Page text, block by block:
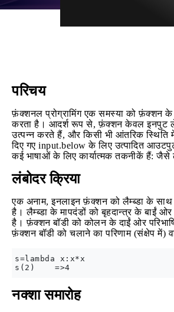
परिचय
फ़ंक्शनल प्रोग्रामिंग एक समस्या को फ़ंक्शन
करता है। आदर्श रूप से, फ़ंक्शन केवल इनपुट
उत्पन्न करते हैं, और किसी भी आंतरिक स्थिति
दिए गए input.below के लिए उत्पादित
कई भाषाओं के लिए कार्यात्मक तकनीकें हैं: जैसे
लंबोदर क्रिया
एक अनाम, इनलाइन फ़ंक्शन को लैम्ब्डा के साथ
है। लैम्ब्डा के मापदंडों को बृहदान्त्र के बाईं ओर
है। फ़ंक्शन बॉडी को कोलन के दाईं ओर
फ़ंक्शन बॉडी को चलाने का परिणाम (संक्षेप में)
s=lambda x:x*x
नक्शा समारोह